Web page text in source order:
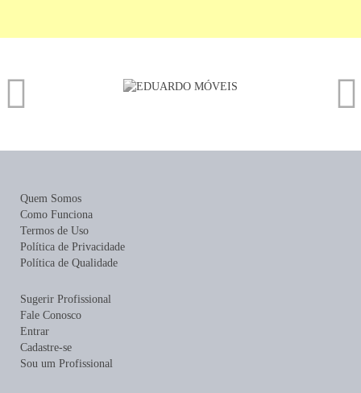
Quem Somos
Como Funciona
Termos de Uso
Política de Privacidade
Política de Qualidade
Sugerir Profissional
Fale Conosco
Entrar
Cadastre-se
Sou um Profissional